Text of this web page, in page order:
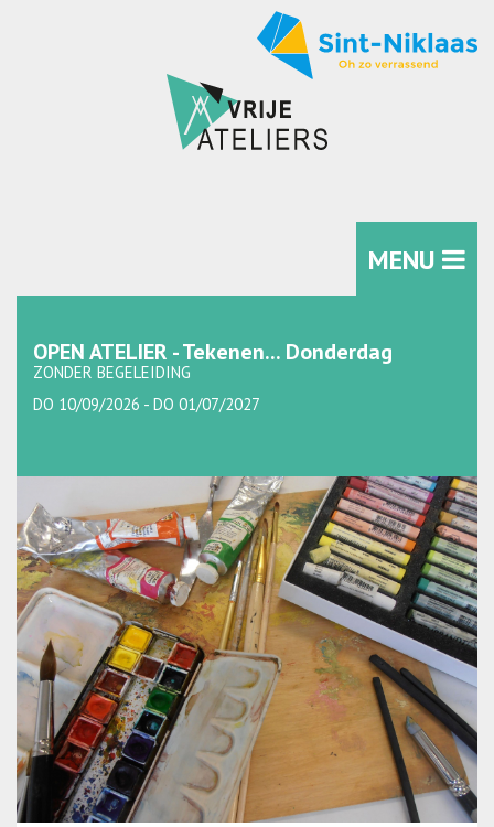
MENU
OPEN ATELIER - Tekenen... Donderdag
ZONDER BEGELEIDING
DO 10/09/2026 - DO 01/07/2027